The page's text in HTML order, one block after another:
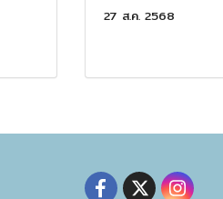
27 ส.ค. 2568